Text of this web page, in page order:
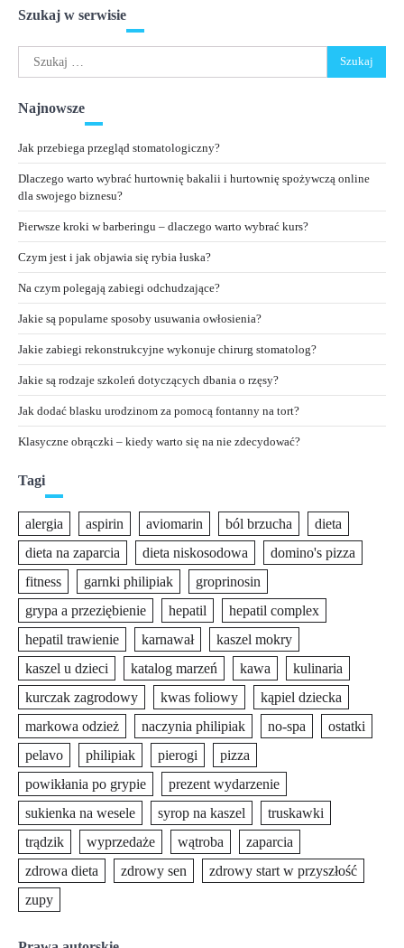
Szukaj w serwisie
Szukaj:
Najnowsze
Jak przebiega przegląd stomatologiczny?
Dlaczego warto wybrać hurtownię bakalii i hurtownię spożywczą online
dla swojego biznesu?
Pierwsze kroki w barberingu – dlaczego warto wybrać kurs?
Czym jest i jak objawia się rybia łuska?
Na czym polegają zabiegi odchudzające?
Jakie są popularne sposoby usuwania owłosienia?
Jakie zabiegi rekonstrukcyjne wykonuje chirurg stomatolog?
Jakie są rodzaje szkoleń dotyczących dbania o rzęsy?
Jak dodać blasku urodzinom za pomocą fontanny na tort?
Klasyczne obrączki – kiedy warto się na nie zdecydować?
Tagi
alergia aspirin aviomarin ból brzucha
dieta
dieta na zaparcia
dieta niskosodowa
domino's pizza
fitness
garnki philipiak
groprinosin
grypa a przeziębienie
hepatil
hepatil complex
hepatil trawienie
karnawał
kaszel mokry
kaszel u dzieci
katalog marzeń kawa
kulinaria
kurczak zagrodowy
kwas foliowy
kąpiel dziecka
markowa odzież
naczynia philipiak no-spa
ostatki
pelavo
philipiak pierogi
pizza
powikłania po grypie
prezent wydarzenie
sukienka na wesele
syrop na kaszel
truskawki
trądzik
wyprzedaże wątroba
zaparcia
zdrowa dieta
zdrowy sen
zdrowy start w przyszłość
zupy